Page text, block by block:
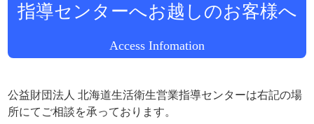
指導センターへお越しのお客様へ
Access Infomation
公益財団法人 北海道生活衛生営業指導センターは右記の場
所にてご相談を承っております。